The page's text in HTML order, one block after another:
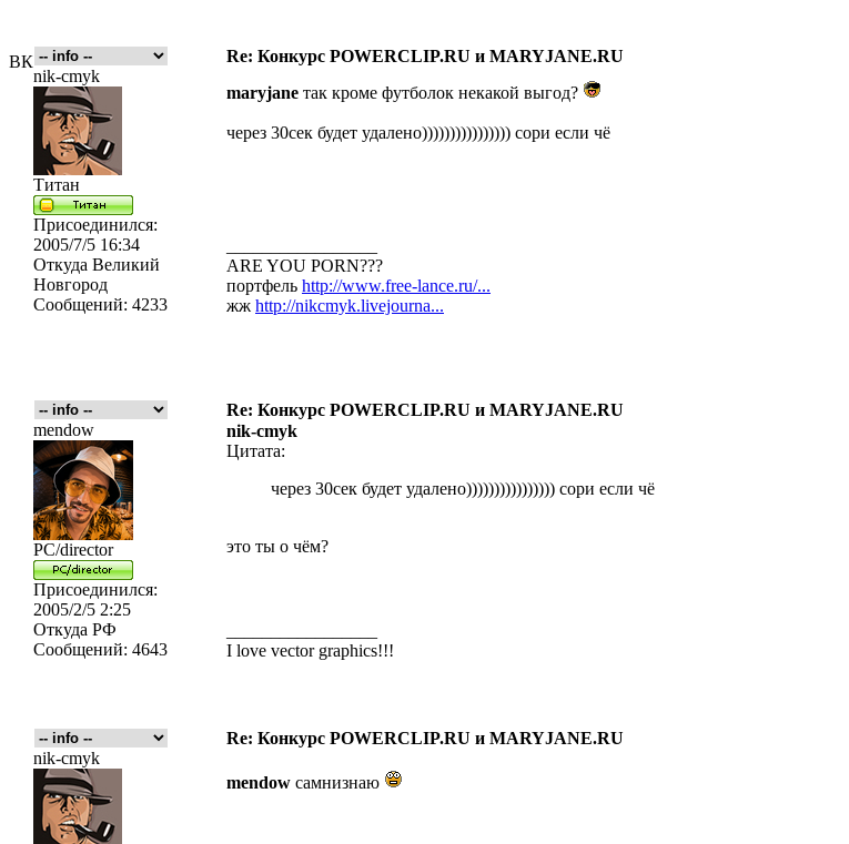
ВК Re: Конкурс POWERCLIP.RU и MARYJANE.RU
nik-cmyk
Титан
Присоединился:
2005/7/5 16:34
Откуда Великий
Новгород
Сообщений: 4233
maryjane так кроме футболок некакой выгод?
через 30сек будет удалено)))))))))))))))) сори если чё
ARE YOU PORN???
портфель http://www.free-lance.ru/...
жж http://nikcmyk.livejourna...
Re: Конкурс POWERCLIP.RU и MARYJANE.RU
mendow
PC/director
Присоединился:
2005/2/5 2:25
Откуда РФ
Сообщений: 4643
nik-cmyk
Цитата:
через 30сек будет удалено)))))))))))))))) сори если чё
это ты о чём?
I love vector graphics!!!
Re: Конкурс POWERCLIP.RU и MARYJANE.RU
nik-cmyk
mendow самнизнаю